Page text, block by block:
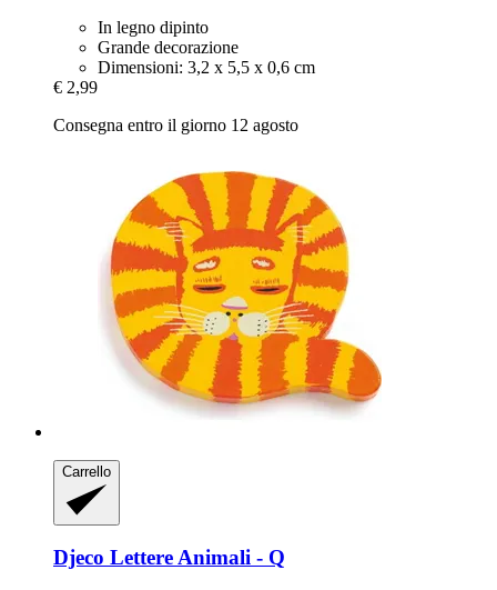
In legno dipinto
Grande decorazione
Dimensioni: 3,2 x 5,5 x 0,6 cm
€ 2,99
Consegna entro il giorno 12 agosto
Carrello
Djeco Lettere Animali -​ Q